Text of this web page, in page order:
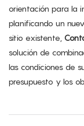
orientación para la
planificando un
sitio existente,
solución de
las condiciones de
presupuesto y los